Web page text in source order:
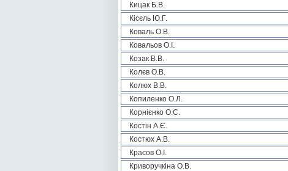
Кицак Б.В.
Кісєль Ю.Г.
Коваль О.В.
Ковальов О.І.
Козак В.В.
Колєв О.В.
Колюх В.В.
Копиленко О.Л.
Корнієнко О.С.
Костін А.Є.
Костюх А.В.
Красов О.І.
Криворучкіна О.В.